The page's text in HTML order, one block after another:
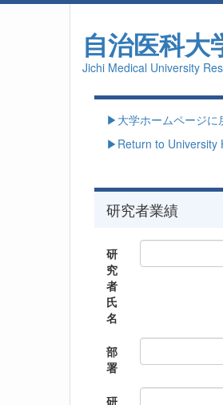
自治医科大
Jichi Medical University
▶大学ホームページに
▶Return to University
研究者業績
研
究
者
氏
名
部
署
研